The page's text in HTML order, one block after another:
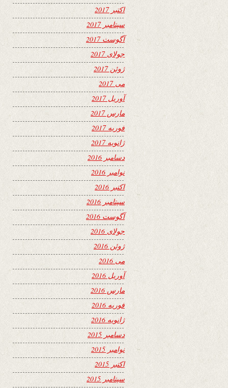
اکتبر 2017
سپتامبر 2017
آگوست 2017
جولای 2017
ژوئن 2017
می 2017
آوریل 2017
مارس 2017
فوریه 2017
ژانویه 2017
دسامبر 2016
نوامبر 2016
اکتبر 2016
سپتامبر 2016
آگوست 2016
جولای 2016
ژوئن 2016
می 2016
آوریل 2016
مارس 2016
فوریه 2016
ژانویه 2016
دسامبر 2015
نوامبر 2015
اکتبر 2015
سپتامبر 2015